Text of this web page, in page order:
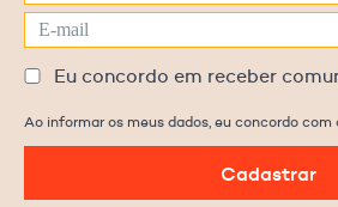
Eu concordo em receber
Ao informar os meus dados, eu concordo com
Cadastrar